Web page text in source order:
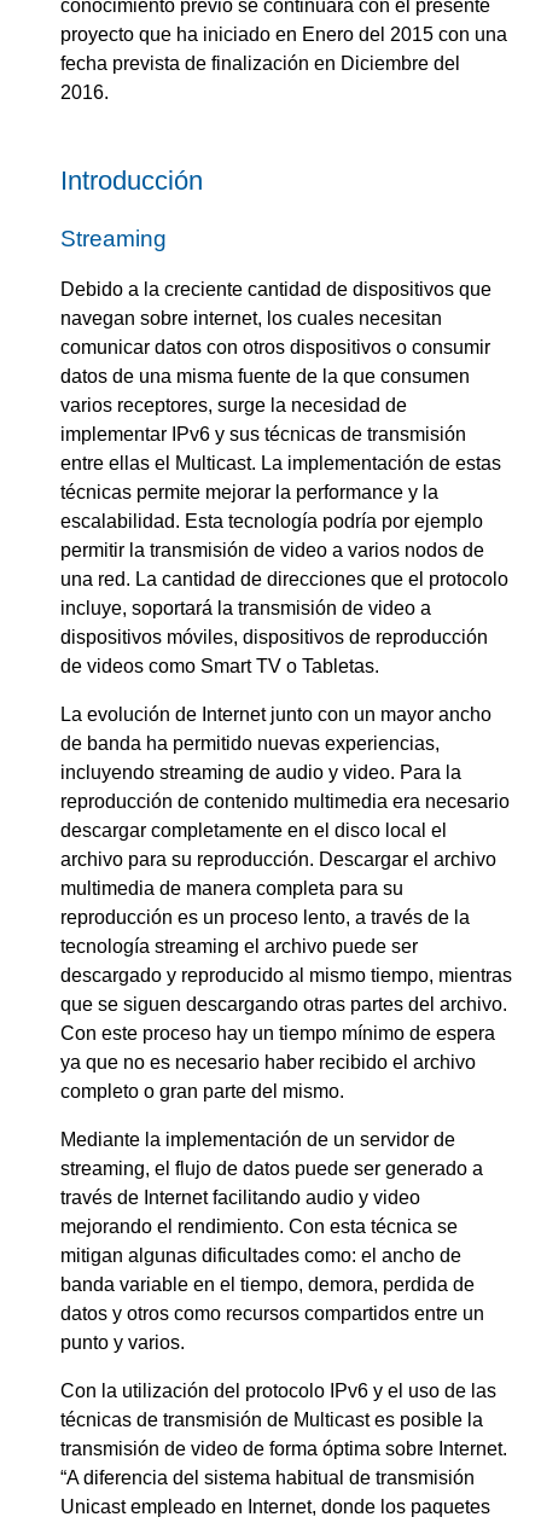
conocimiento previo se continuará con el presente
proyecto que ha iniciado en Enero del 2015 con una
fecha prevista de finalización en Diciembre del
2016.
Introducción
Streaming
Debido a la creciente cantidad de dispositivos que
navegan sobre internet, los cuales necesitan
comunicar datos con otros dispositivos o consumir
datos de una misma fuente de la que consumen
varios receptores, surge la necesidad de
implementar IPv6 y sus técnicas de transmisión
entre ellas el Multicast. La implementación de estas
técnicas permite mejorar la performance y la
escalabilidad. Esta tecnología podría por ejemplo
permitir la transmisión de video a varios nodos de
una red. La cantidad de direcciones que el protocolo
incluye, soportará la transmisión de video a
dispositivos móviles, dispositivos de reproducción
de videos como Smart TV o Tabletas.
La evolución de Internet junto con un mayor ancho
de banda ha permitido nuevas experiencias,
incluyendo streaming de audio y video. Para la
reproducción de contenido multimedia era necesario
descargar completamente en el disco local el
archivo para su reproducción. Descargar el archivo
multimedia de manera completa para su
reproducción es un proceso lento, a través de la
tecnología streaming el archivo puede ser
descargado y reproducido al mismo tiempo, mientras
que se siguen descargando otras partes del archivo.
Con este proceso hay un tiempo mínimo de espera
ya que no es necesario haber recibido el archivo
completo o gran parte del mismo.
Mediante la implementación de un servidor de
streaming, el flujo de datos puede ser generado a
través de Internet facilitando audio y video
mejorando el rendimiento. Con esta técnica se
mitigan algunas dificultades como: el ancho de
banda variable en el tiempo, demora, perdida de
datos y otros como recursos compartidos entre un
punto y varios.
Con la utilización del protocolo IPv6 y el uso de las
técnicas de transmisión de Multicast es posible la
transmisión de video de forma óptima sobre Internet.
“A diferencia del sistema habitual de transmisión
Unicast empleado en Internet, donde los paquetes